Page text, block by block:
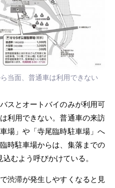
当面、普通車は利用できない
スとオートバイのみが利用可
利用できない。普通車の来訪
場」や「寺尾臨時駐車場」へ
時駐車場からは、集落までの
むよう呼びかけている。
渋滞が発生しやすくなると見